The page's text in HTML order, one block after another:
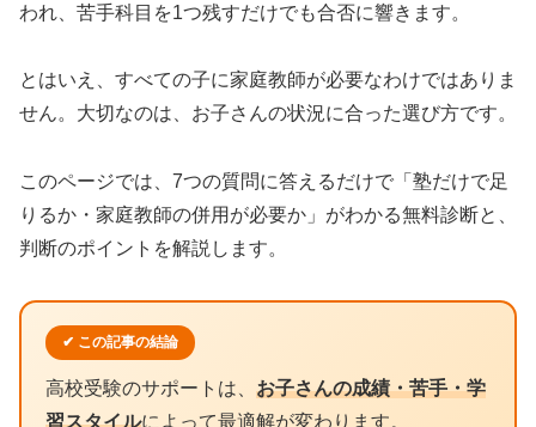
われ、苦手科目を1つ残すだけでも合否に響きます。
とはいえ、すべての子に家庭教師が必要なわけではありま
せん。大切なのは、お子さんの状況に合った選び方です。
このページでは、7つの質問に答えるだけで「塾だけで足
りるか・家庭教師の併用が必要か」がわかる無料診断と、
判断のポイントを解説します。
✔ この記事の結論
高校受験のサポートは、 お子さんの成績・苦手・学
習スタイルによって最適解が変わります。